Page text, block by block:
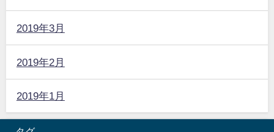
2019年3月
2019年2月
2019年1月